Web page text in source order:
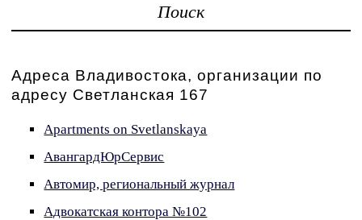
Поиск
Адреса Владивостока, организации по
адресу Светланская 167
Apartments on Svetlanskaya
АвангардЮрСервис
Автомир, региональный журнал
Адвокатская контора №102